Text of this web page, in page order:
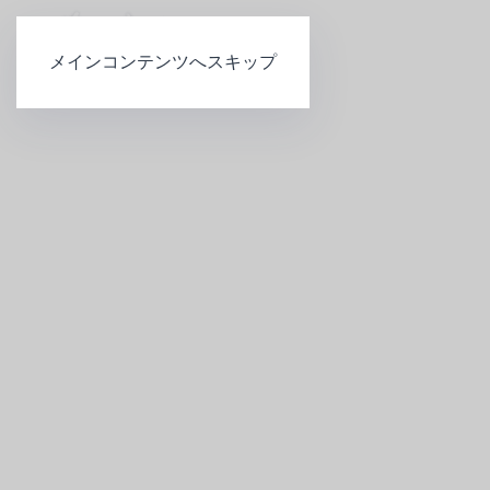
メインコンテンツへスキップ